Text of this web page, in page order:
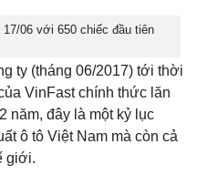
06 với 650 chiếc đầu tiên
ty (tháng 06/2017) tới thời
VinFast chính thức lăn
năm, đây là một kỷ lục
ô tô Việt Nam mà còn cả
giới.